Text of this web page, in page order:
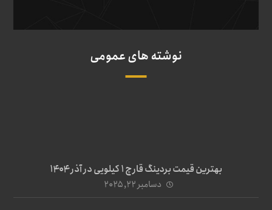
نوشته های عمومی
بهترین قیمت بردینگ قارچ 1 کیلویی در آذر ۱۴۰۴
دسامبر ۲۲, ۲۰۲۵